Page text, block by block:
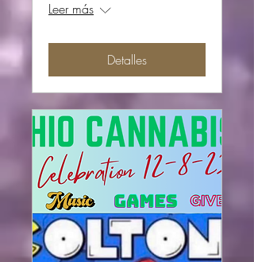
Leer más
Detalles